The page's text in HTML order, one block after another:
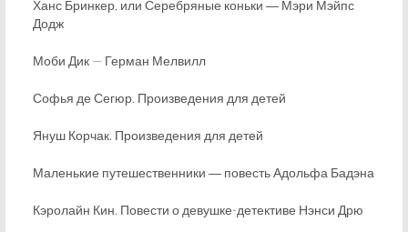
Ханс Бринкер, или Серебряные коньки ― Мэри Мэйпс
Додж
Моби Дик — Герман Мелвилл
Софья де Сегюр. Произведения для детей
Януш Корчак. Произведения для детей
Маленькие путешественники ― повесть Адольфа Бадэна
Кэролайн Кин. Повести о девушке-детективе Нэнси Дрю